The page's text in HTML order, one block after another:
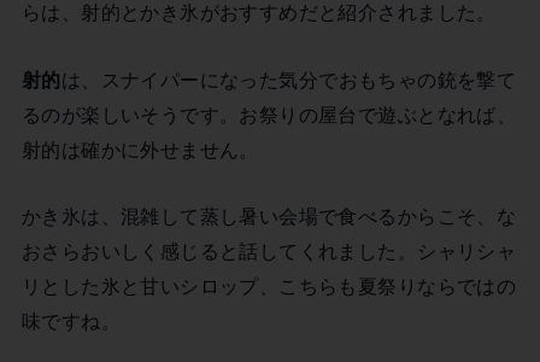
らは、射的とかき氷がおすすめだと紹介されました。
射的は、スナイパーになった気分でおもちゃの銃を撃て
るのが楽しいそうです。お祭りの屋台で遊ぶとなれば、
射的は確かに外せません。
かき氷は、混雑して蒸し暑い会場で食べるからこそ、な
おさらおいしく感じると話してくれました。シャリシャ
リとした氷と甘いシロップ、こちらも夏祭りならではの
味ですね。